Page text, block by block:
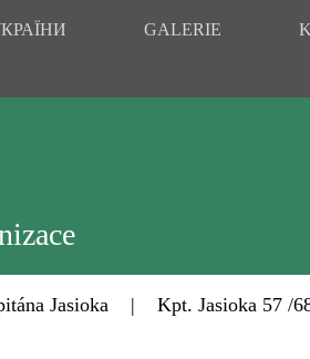
GALERIE
Jasioka | Kpt. Jasioka 57 /